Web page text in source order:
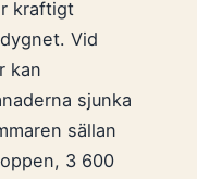
kraftigt
Vid
kan
sjunka
sällan
3 600